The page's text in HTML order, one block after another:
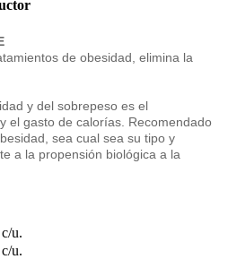
de obesidad, elimina la
y del sobrepeso es el
el gasto de calorías. Recomendado
sea cual sea su tipo y
a la propensión biológica a la
u.
u.